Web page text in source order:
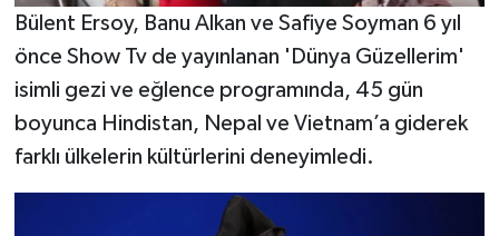
Bülent Ersoy, Banu Alkan ve Safiye Soyman 6 yıl
önce Show Tv de yayınlanan 'Dünya Güzellerim'
isimli gezi ve eğlence programında, 45 gün
boyunca Hindistan, Nepal ve Vietnam’a giderek
farklı ülkelerin kültürlerini deneyimledi.